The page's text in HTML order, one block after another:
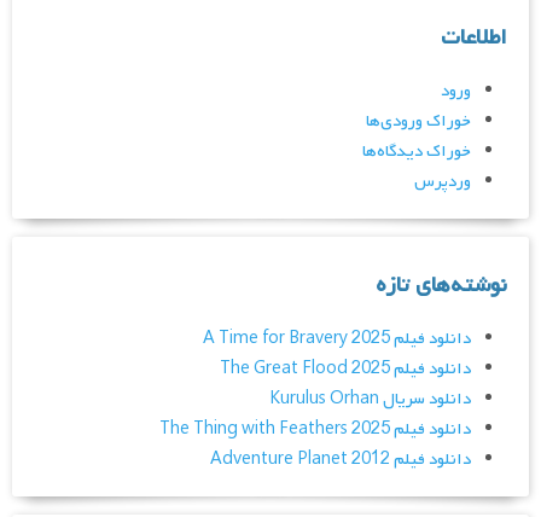
اطلاعات
ورود
خوراک ورودی‌ها
خوراک دیدگاه‌ها
وردپرس
نوشته‌های تازه
دانلود فیلم A Time for Bravery 2025
دانلود فیلم The Great Flood 2025
دانلود سریال Kurulus Orhan
دانلود فیلم The Thing with Feathers 2025
دانلود فیلم Adventure Planet 2012